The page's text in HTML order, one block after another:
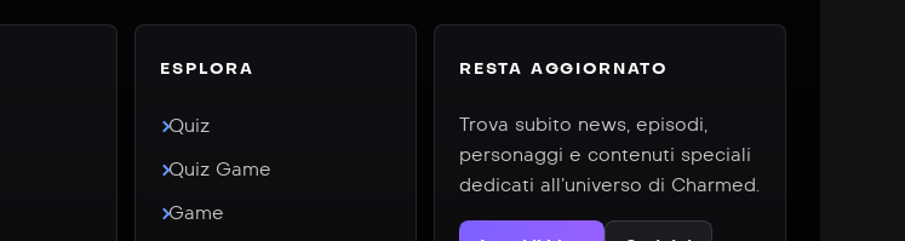
ESPLORA
Quiz
Quiz Game
Game
RESTA AGGIORNATO
Trova subito news, episodi,
personaggi e contenuti speciali
dedicati all’universo di Charmed.